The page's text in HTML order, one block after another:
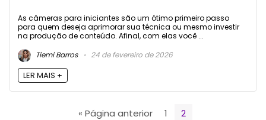
As câmeras para iniciantes são um ótimo primeiro passo
para quem deseja aprimorar sua técnica ou mesmo investir
na produção de conteúdo. Afinal, com elas você ...
Tiemi Barros
24 de fevereiro de 2026
LER MAIS +
« Página anterior 1 2